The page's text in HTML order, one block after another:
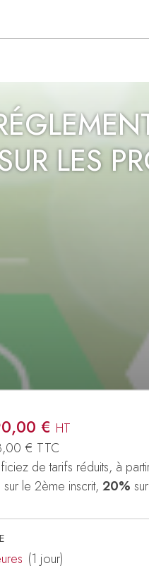
LES
€ HT
€ TTC
de tarifs réduits, à
sur le 2ème inscrit, 20%
(1 jour)